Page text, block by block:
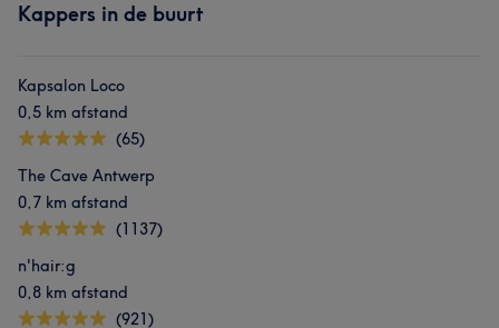
Kappers in de buurt
Kapsalon Loco
0,5 km afstand
(65)
The Cave Antwerp
0,7 km afstand
(1137)
n'hair:g
0,8 km afstand
(921)